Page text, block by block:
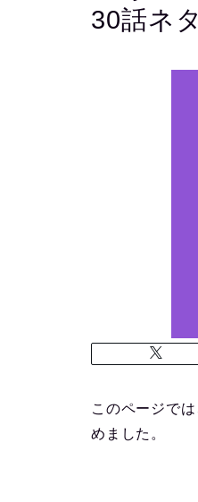
30話ネ
このページで
めました。